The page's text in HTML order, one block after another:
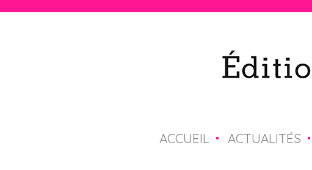
ACCUEIL ACTUALITÉS